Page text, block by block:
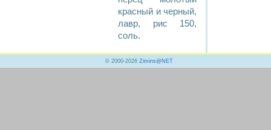
красный и черный,
лавр, рис 150,
соль.
© 2000-2026 Zimins@NET